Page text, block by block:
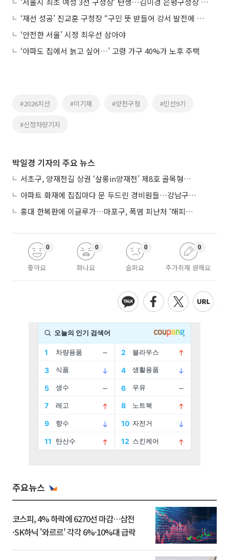
‘재선 성공’ 진교훈 구청장 “구민 뜻 받들어 강서 발전에 매진”
‘안전한 서울’ 시정 최우선 삼아야
‘아파도 집에서 늙고 싶어…’ 고령 가구 40%가 노후 주택
#2026지선 #이기재 #양천구청 #민선9기
#신정차량기지
박일경 기자의 주요 뉴스
서초구, 양재천길 상권 ‘살롱in양재천’ 제8호 골목형상점가 지정
아파트 화재에 집집마다 문 두드린 경비원들…강남구 감사장 수여
홍대 한복판에 이글루가…마포구, 폭염 피난처 ‘해피소’ 운영
좋아요
0
화나요
0
슬퍼요
0
추가취재 원해요
0
주요뉴스
코스피, 4% 하락에 6270선 마감…삼전
·SK하닉 '와르르' 각각 6%·10%대 급락